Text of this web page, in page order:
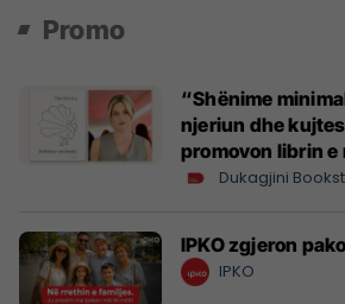
Promo
“Shënime
njeriun dhe
promovon librin e
Dukagjini
Dukagjini
IPKO zgjeron
IPKO